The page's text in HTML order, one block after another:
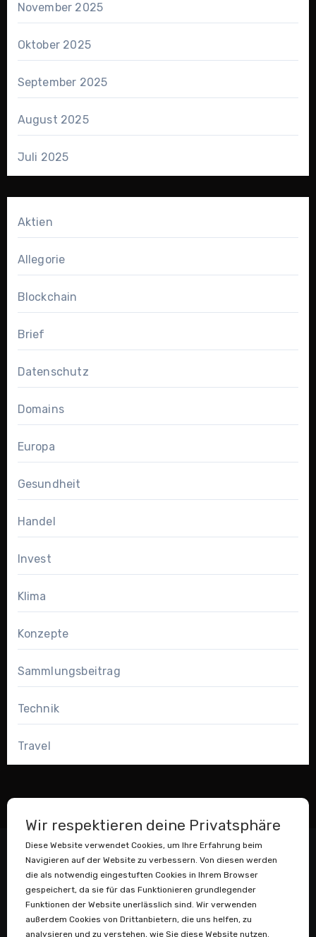
November 2025
Oktober 2025
September 2025
August 2025
Juli 2025
Aktien
Allegorie
Blockchain
Brief
Datenschutz
Domains
Europa
Gesundheit
Handel
Invest
Klima
Konzepte
Sammlungsbeitrag
Technik
Travel
Wir respektieren deine Privatsphäre
Diese Website verwendet Cookies, um Ihre Erfahrung beim
Navigieren auf der Website zu verbessern. Von diesen werden
die als notwendig eingestuften Cookies in Ihrem Browser
gespeichert, da sie für das Funktionieren grundlegender
Funktionen der Website unerlässlich sind. Wir verwenden
außerdem Cookies von Drittanbietern, die uns helfen, zu
analysieren und zu verstehen, wie Sie diese Website nutzen.